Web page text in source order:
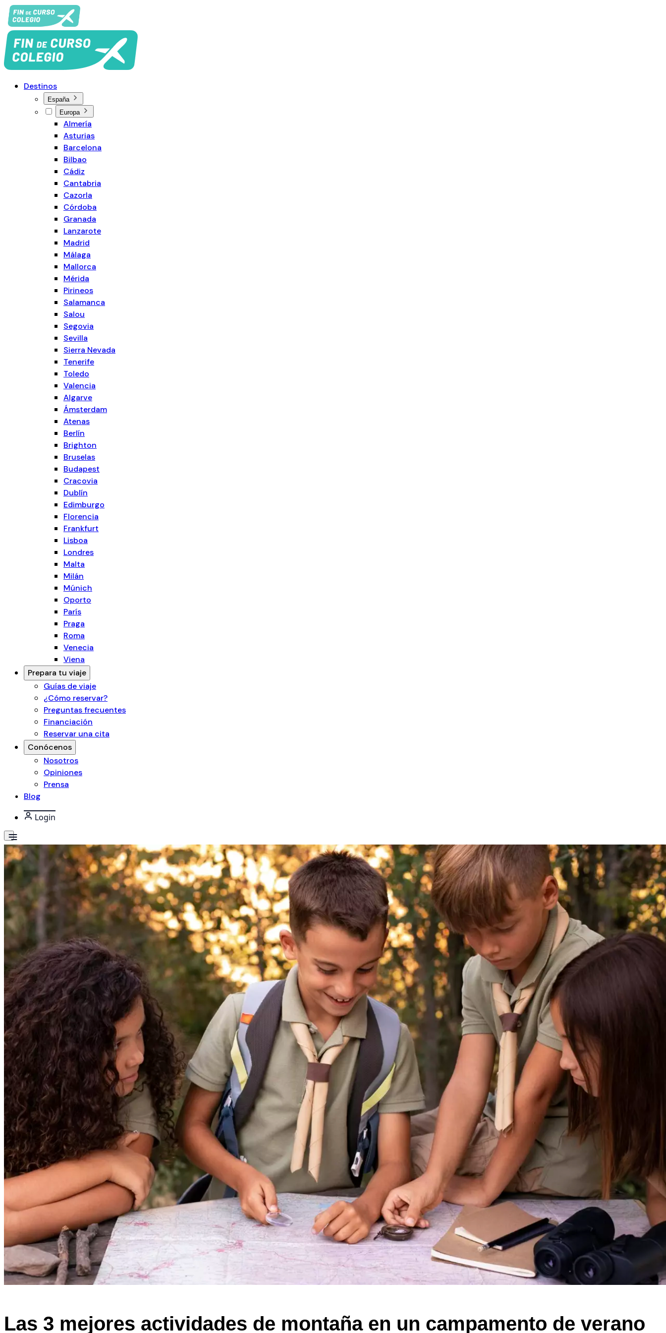
Destinos
España
Europa
Almería
Asturias
Barcelona
Bilbao
Cádiz
Cantabria
Cazorla
Córdoba
Granada
Lanzarote
Madrid
Málaga
Mallorca
Mérida
Pirineos
Salamanca
Salou
Segovia
Sevilla
Sierra Nevada
Tenerife
Toledo
Valencia
Algarve
Ámsterdam
Atenas
Berlín
Brighton
Bruselas
Budapest
Cracovia
Dublín
Edimburgo
Florencia
Frankfurt
Lisboa
Londres
Malta
Milán
Múnich
Oporto
París
Praga
Roma
Venecia
Viena
Prepara tu viaje
Guías de viaje
¿Cómo reservar?
Preguntas frecuentes
Financiación
Reservar una cita
Conócenos
Nosotros
Opiniones
Prensa
Blog
Login
Las 3 mejores actividades de montaña en un campamento de verano